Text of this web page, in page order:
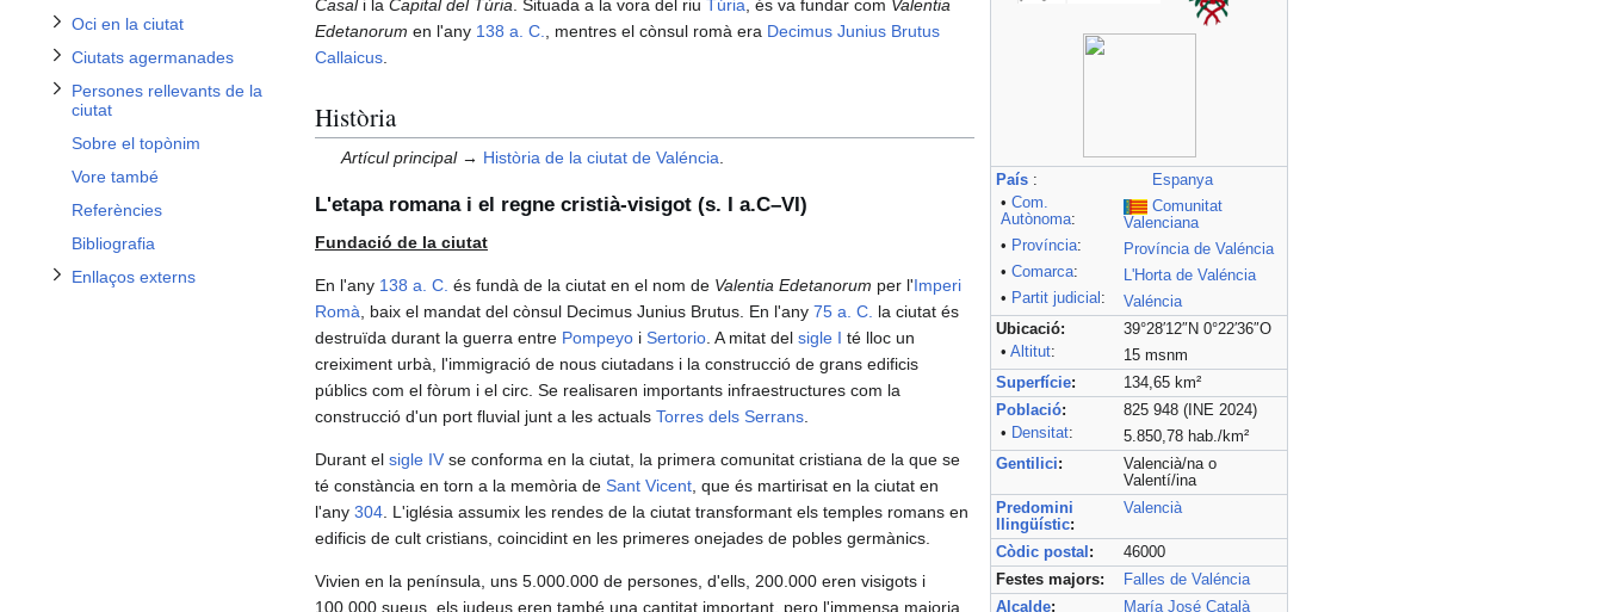
Oci en la ciutat
Ciutats agermanades
Persones rellevants de la
ciutat
Sobre el topònim
Vore també
Referències
Bibliografia
Enllaços externs
Alternar subsecció Enllaços externs País :
Espanya
• Com.
Autònoma:
Comunitat
Valenciana
• Província:
Província de Valéncia
• Comarca:
L'Horta de Valéncia
• Partit judicial :
Valéncia
Ubicació:
39°28′12″N 0°22′36″O
• Altitut:
15 msnm
Superfície:
134,65 km²
Població:
825 948 (INE 2024)
• Densitat:
5.850,78 hab./km²
Gentilici:
Valencià/na o
Valentí/ina
Predomini
llingüístic:
Valencià
Còdic postal :
46000
Festes majors:
Falles de Valéncia
Alcalde:
María José Català
Casali la Capital del Túria . Situada a la vora del riu Túria , és va fundar com Valentia
Edetanorum en l'any 138 a. C. , mentres el cònsul romà era Decimus Junius Brutus
Callaicus
Història
Artícul principal → Història de la ciutat de Valéncia.
L'etapa romana i el regne cristià-visigot (s. I a.C–VI)
Fundació de la ciutat
En l'any 138 a. C. és fundà de la ciutat en el nom de Valentia Edetanorum per l'Imperi
Romà , baix el mandat del cònsul Decimus Junius Brutus. En l'any 75 a. C. la ciutat és
destruïda durant la guerra entre Pompeyo i Sertorio . A mitat del sigle I té lloc un
creiximent urbà, l'immigració de nous ciutadans i la construcció de grans edificis
públics com el fòrum i el circ. Se realisaren importants infraestructures com la
construcció d'un port fluvial junt a les actuals Torres dels Serrans
Durant el sigle IV se conforma en la ciutat, la primera comunitat cristiana de la que se
té constància en torn a la memòria de Sant Vicent , que és martirisat en la ciutat en
l'any 304 . L'iglésia assumix les rendes de la ciutat transformant els temples romans en
edificis de cult cristians, coincidint en les primeres onejades de pobles germànics.
Vivien en la península, uns 5.000.000 de persones, d'ells, 200.000 eren visigots i
100.000 sueus, els judeus eren també una cantitat important, pero l'immensa majoria